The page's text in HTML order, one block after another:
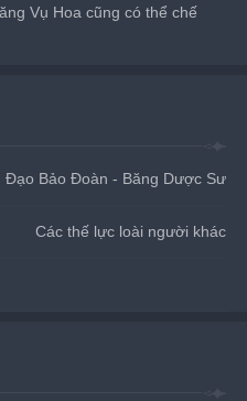
Vụ Hoa cũng có thể chế
Đạo Bảo Đoàn - Băng Dược Sư
Các thế lực loài người khác